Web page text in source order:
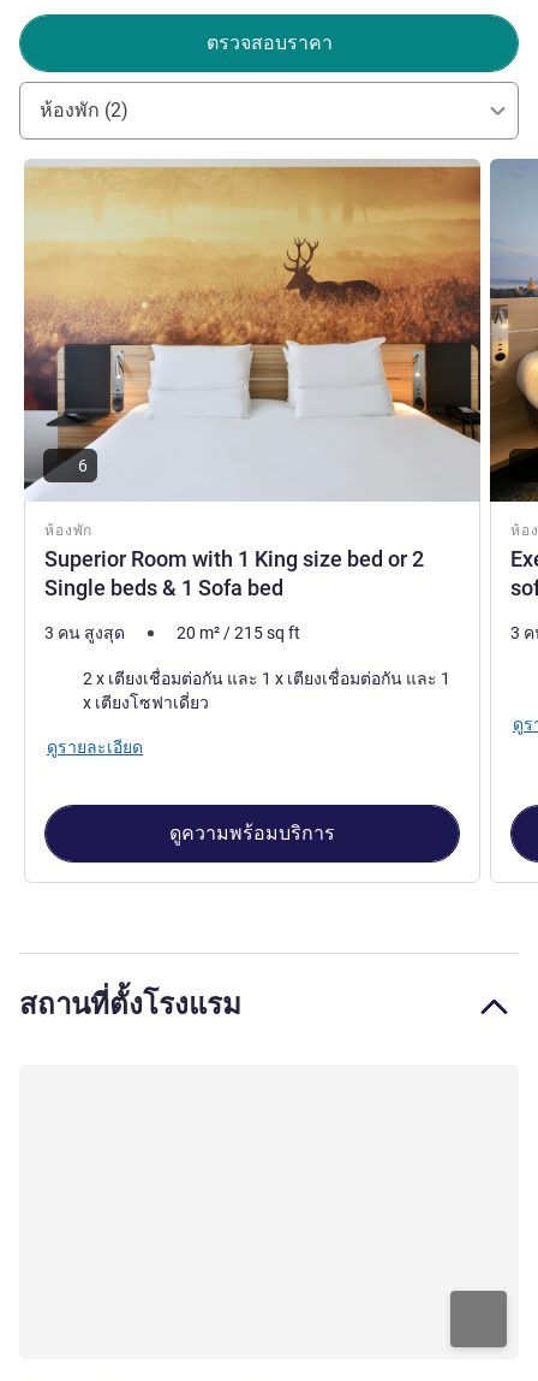
Brussels East is the perfect place to go for relaxation or a
leisure escape.
The team is looking forward to welcoming you to
Novotel Wavre Brussels East. Thanks to the hotel's location
close to Walibi Belgium and other theme parks, it is the
ideal hotel to stay at. We offer comfortable and spacious
rooms with free Wi-Fi.
Flore Maquigny ฝ่ายบริหารโรงแรม
ตรวจสอบราคา
ห้องพัก (2)
ห้องพัก
Superior Room with 1 King size bed or 2
Single beds & 1 Sofa bed
ดูรายละเอียด
6
3 คน สูงสุด 20 m²/215sq ft
เครื่องนอน
2 x เตียงเชื่อมต่อกัน และ 1 x เตียงเชื่อมต่อกัน และ 1
x เตียงโซฟาเดี่ยว
ดูรายละเอียด
ดูความพร้อมบริการ
ห้อ
ดูราย
3
ดูร
สถานที่ตั้งโรงแรม